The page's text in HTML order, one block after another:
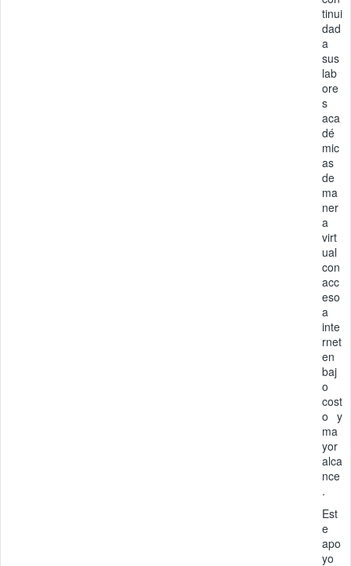
tinui
dad
a
sus
lab
ore
s
aca
dé
mic
as
de
ma
ner
a
virt
ual
con
acc
eso
a
inte
rnet
en
baj
o
cost
o y
ma
yor
alca
nce
.
Est
e
apo
yo